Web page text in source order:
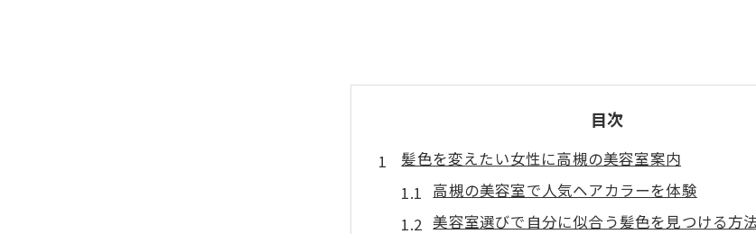
目次
髪色を変えたい女性に高槻の美容室案内
高槻の美容室で人気ヘアカラーを体験
美容室選びで自分に似合う髪色を見つける方